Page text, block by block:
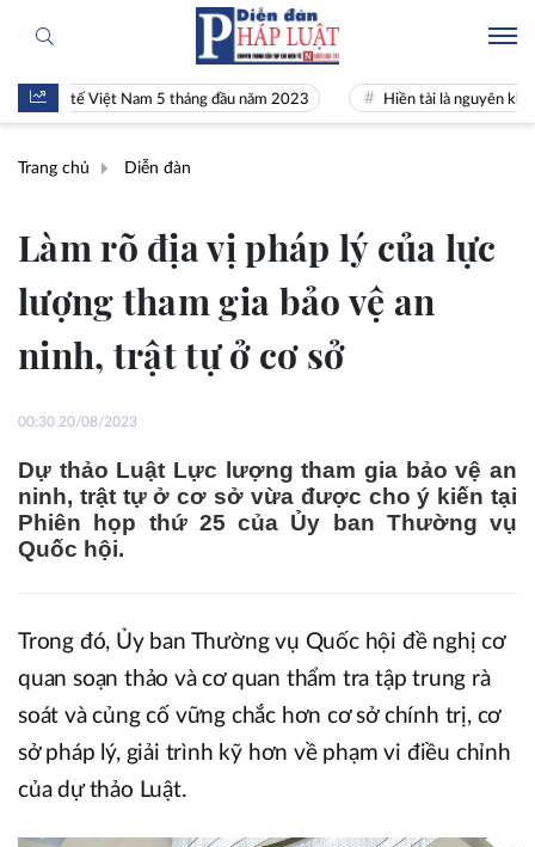
tế Việt Nam 5 tháng đầu năm 2023 Hiền tài là nguyên khí Quốc gia
Trang chủ Diễn đàn
Làm rõ địa vị pháp lý của lực
lượng tham gia bảo vệ an
ninh, trật tự ở cơ sở
00:30 20/08/2023
Dự thảo Luật Lực lượng tham gia bảo vệ an
ninh, trật tự ở cơ sở vừa được cho ý kiến tại
Phiên họp thứ 25 của Ủy ban Thường vụ
Quốc hội.
Trong đó, Ủy ban Thường vụ Quốc hội đề nghị cơ
quan soạn thảo và cơ quan thẩm tra tập trung rà
soát và củng cố vững chắc hơn cơ sở chính trị, cơ
sở pháp lý, giải trình kỹ hơn về phạm vi điều chỉnh
của dự thảo Luật.